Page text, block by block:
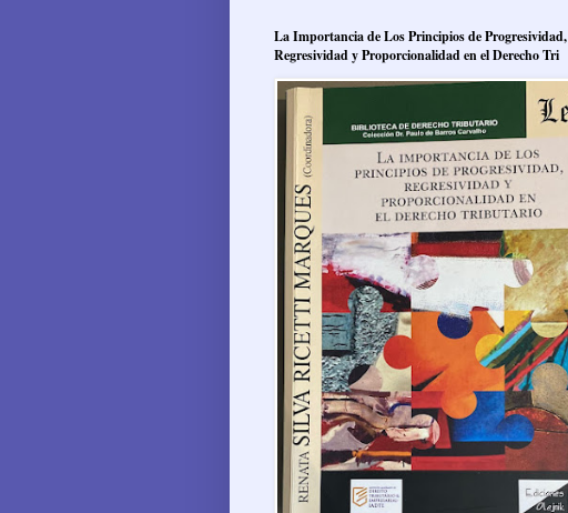
La Importancia de Los Principios de Progresividad,
Regresividad y Proporcionalidad en el Derecho Tri